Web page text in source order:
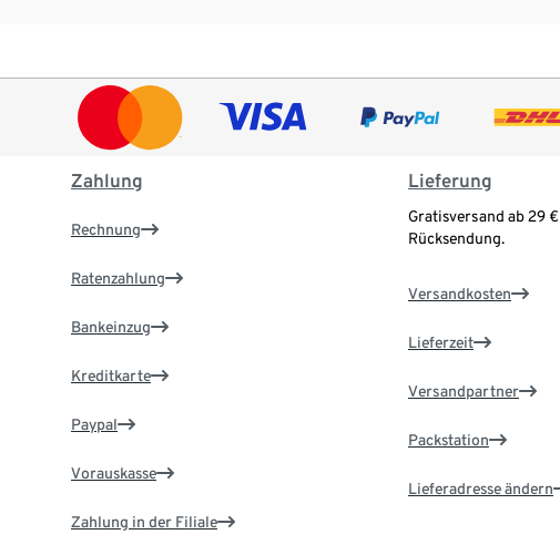
Zahlung
Rechnung
Ratenzahlung
Bankeinzug
Kreditkarte
Paypal
Vorauskasse
Zahlung in der Filiale
Lieferung
Gratisversand ab 29
Rücksendung.
Versandkosten
Lieferzeit
Versandpartner
Packstation
Lieferadresse ändern